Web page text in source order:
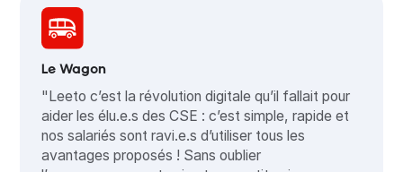
Le Wagon
"Leeto c’est la révolution digitale qu’il fallait pour
aider les élu.e.s des CSE : c’est simple, rapide et
nos salariés sont ravi.e.s d’utiliser tous les
avantages proposés ! Sans oublier